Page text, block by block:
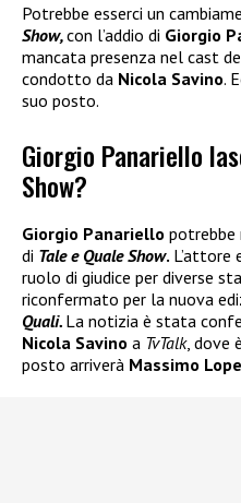
Potrebbe esserci un
Show,con l’addio di Giorgio
mancata presenza nel cast
condotto da Nicola Savino.
suo posto.
Giorgio Panariello
Show?
Giorgio Panariello potrebbe
di Tale e Quale Show. L’attore
ruolo di giudice per diverse
riconfermato per la nuova
Quali. La notizia è stata
Nicola Savino a TvTalk, dove
posto arriverà Massimo